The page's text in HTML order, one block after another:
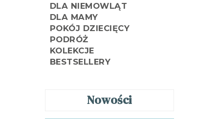
DLA NIEMOWLĄT
DLA MAMY
POKÓJ DZIECIĘCY
PODRÓŻ
KOLEKCJE
BESTSELLERY
Nowości